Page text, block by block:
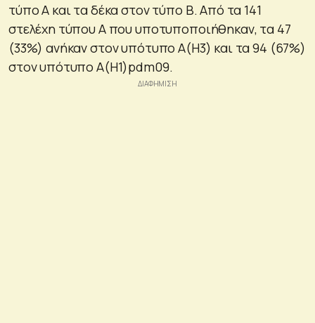
τύπο Α και τα δέκα στον τύπο Β. Από τα 141
στελέχη τύπου Α που υποτυποποιήθηκαν, τα 47
(33%) ανήκαν στον υπότυπο Α(Η3) και τα 94 (67%)
στον υπότυπο Α(Η1)pdm09.